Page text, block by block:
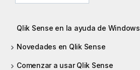
Qlik Sense en la ayuda de Windows
Novedades en Qlik Sense
Comenzar a usar Qlik Sense